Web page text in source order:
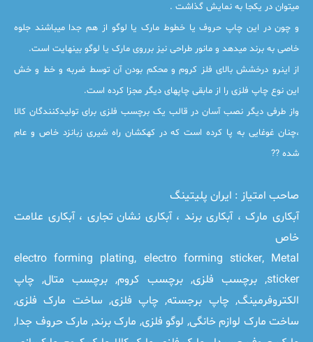
میتوان در یکجا به نمایش گذاشت .
و چون در این چاپ حروف یا خطوط مارک یا لوگو از هم جدا میباشند جلوه
خاصی به برند میدهد و مانور طراحی نیز برروی مارک یا لوگو بینهایت است.
از اینرو درخشش بالای فلز کروم و محکم بودن آن توسط ضربه و خط و خش
این نوع چاپ فلزی را از مابقی چاپهای دیگر مجزا کرده است.
واز طرفی دیگر نصب آسان در قالب یک برچسب فلزی برای تولیدکنندگان کالا
،چنان غوغایی به پا کرده است که در کهکشان راه شیری زبانزد خاص و عام
شده ??
صاحب امتیاز : ایران پلیتینگ
آبکاری مارک ، آبکاری برند ، آبکاری نشان تجاری ، آبکاری علامت
خاص
electro forming plating, electro forming sticker, Metal
sticker
,برچسب فلزی,برچسب کروم, برچسب متال, چاپ
الکتروفرمینگ,چاپ برجسته, چاپ فلزی, ساخت مارک فلزی,
ساخت مارک لوازم خانگی, لوگو فلزی, مارک برند, مارک حروف جدا,